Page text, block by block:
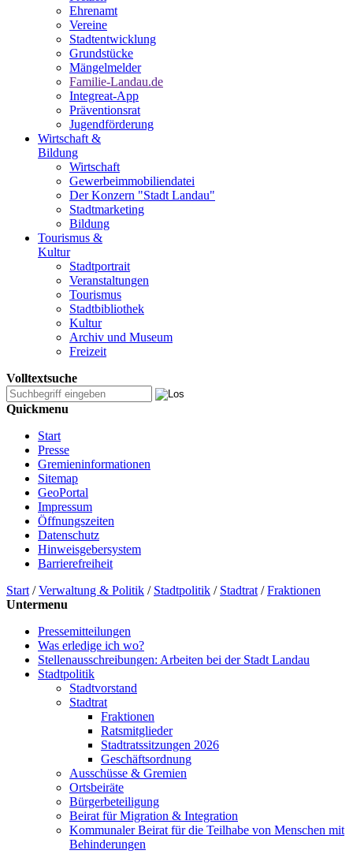
Ehrenamt
Vereine
Stadtentwicklung
Grundstücke
Mängelmelder
Familie-Landau.de
Integreat-App
Präventionsrat
Jugendförderung
Wirtschaft &
Bildung
Wirtschaft
Gewerbeimmobiliendatei
Der Konzern "Stadt Landau"
Stadtmarketing
Bildung
Tourismus &
Kultur
Stadtportrait
Veranstaltungen
Tourismus
Stadtbibliothek
Kultur
Archiv und Museum
Freizeit
Volltextsuche
Quickmenu
Start
Presse
Gremieninformationen
Sitemap
GeoPortal
Impressum
Öffnungszeiten
Datenschutz
Hinweisgebersystem
Barrierefreiheit
Start /Verwaltung & Politik / Stadtpolitik / Stadtrat /Fraktionen
Untermenu
Pressemitteilungen
Was erledige ich wo?
Stellenausschreibungen: Arbeiten bei der Stadt Landau
Stadtpolitik
Stadtvorstand
Stadtrat
Fraktionen
Ratsmitglieder
Stadtratssitzungen 2026
Geschäftsordnung
Ausschüsse & Gremien
Ortsbeiräte
Bürgerbeteiligung
Beirat für Migration & Integration
Kommunaler Beirat für die Teilhabe von Menschen mit
Behinderungen